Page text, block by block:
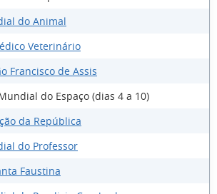
do Animal
Veterinário
Francisco de Assis
do Espaço (dias 4 a 10)
da República
do Professor
Faustina